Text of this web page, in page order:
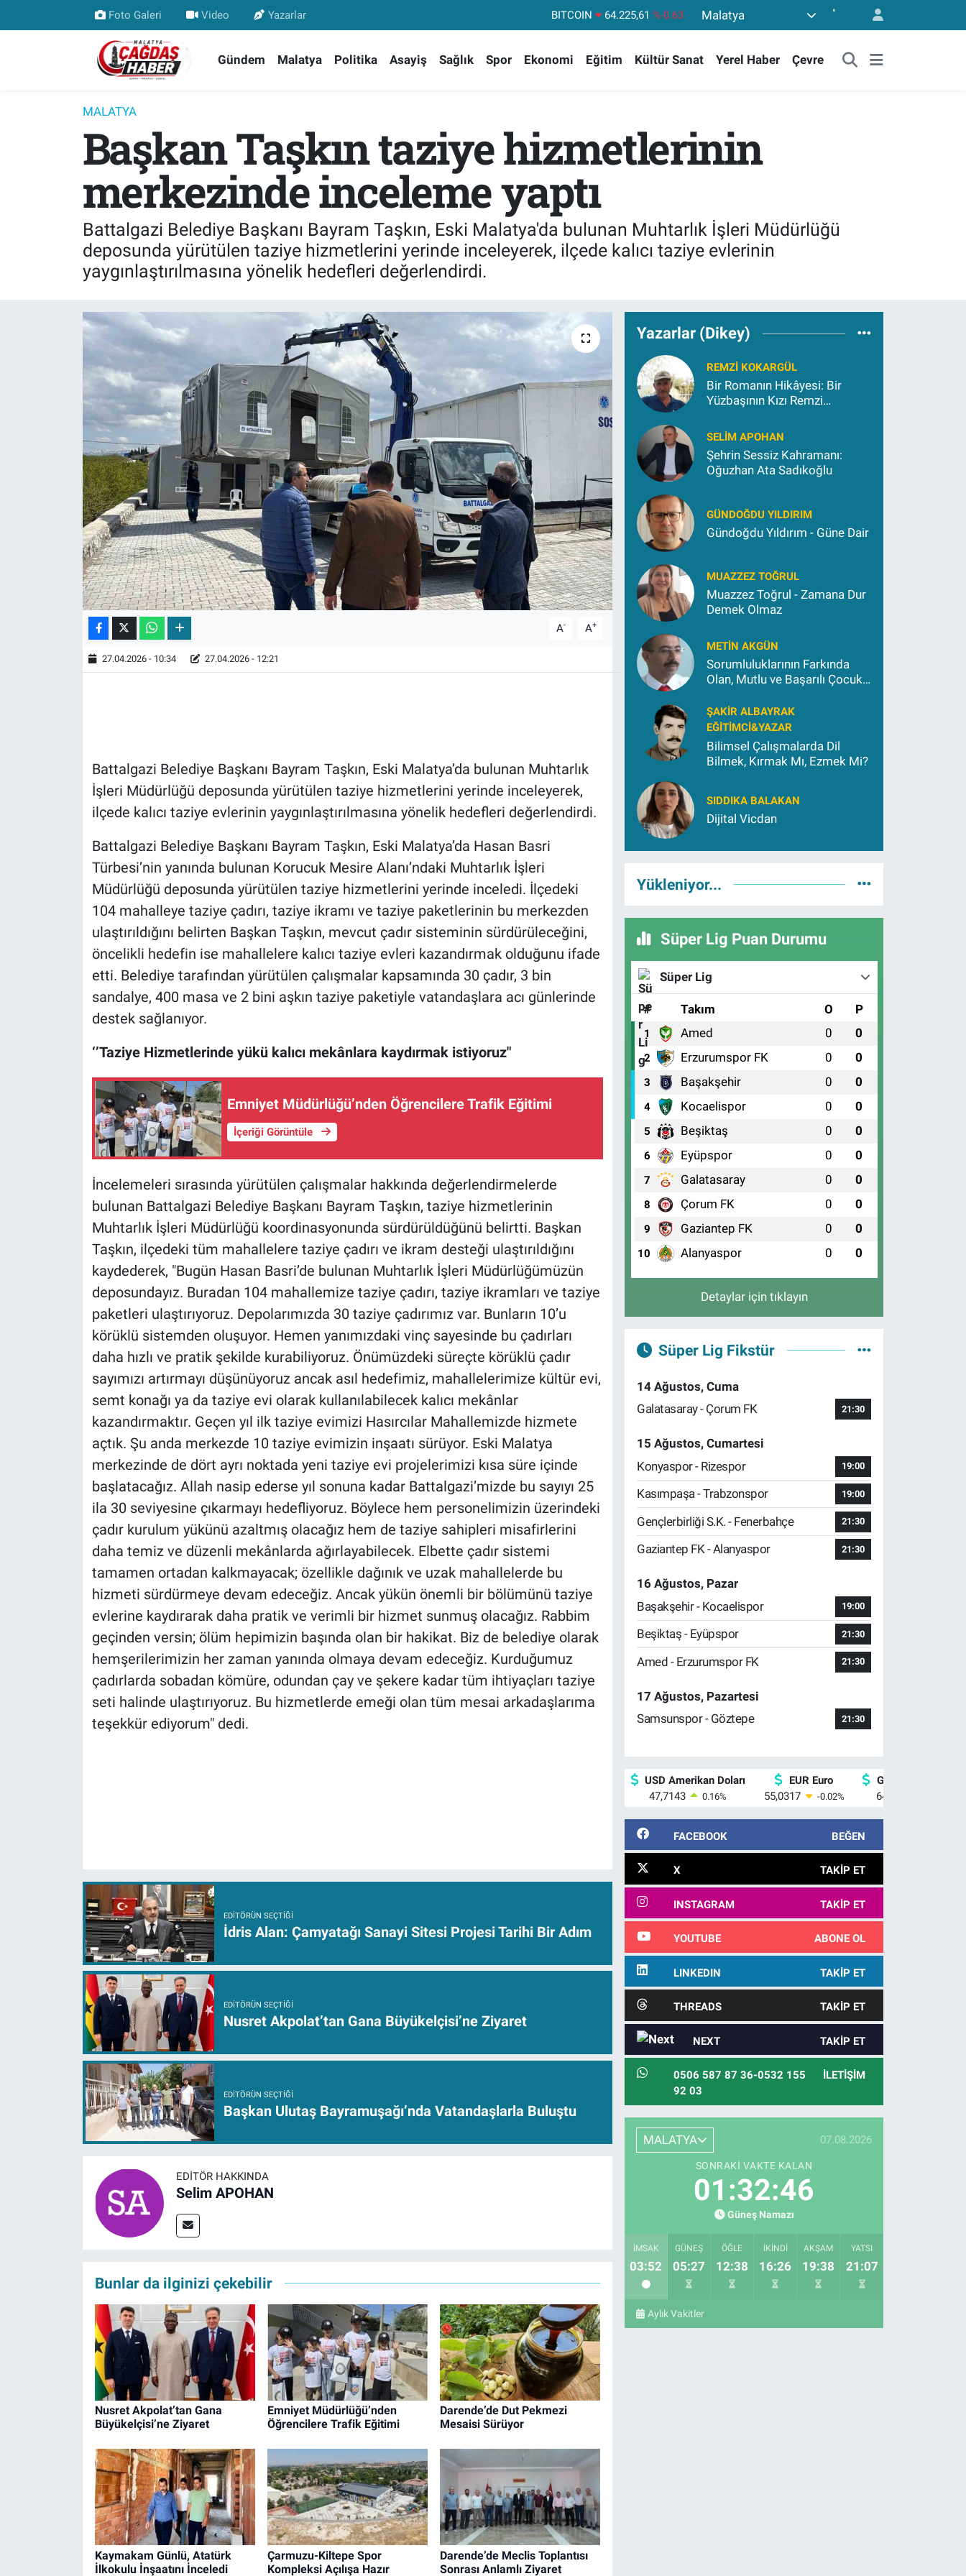
Foto Galeri Video Yazarlar DOLAR 47,7143 %0.16
STERLİN
64,2463
%0.07
Malatya °
Gündem Malatya Politika Asayiş Sağlık Spor Ekonomi Eğitim Kültür Sanat Yerel Haber Çevre
MALATYA
Başkan Taşkın taziye hizmetlerinin
merkezinde inceleme yaptı
Battalgazi Belediye Başkanı Bayram Taşkın, Eski Malatya'da bulunan Muhtarlık İşleri Müdürlüğü
deposunda yürütülen taziye hizmetlerini yerinde inceleyerek, ilçede kalıcı taziye evlerinin
yaygınlaştırılmasına yönelik hedefleri değerlendirdi.
A- A+
27.04.2026 - 10:34 27.04.2026 - 12:21
Battalgazi Belediye Başkanı Bayram Taşkın, Eski Malatya’da bulunan Muhtarlık
İşleri Müdürlüğü deposunda yürütülen taziye hizmetlerini yerinde inceleyerek,
ilçede kalıcı taziye evlerinin yaygınlaştırılmasına yönelik hedefleri değerlendirdi.
Battalgazi Belediye Başkanı Bayram Taşkın, Eski Malatya’da Hasan Basri
Türbesi’nin yanında bulunan Korucuk Mesire Alanı’ndaki Muhtarlık İşleri
Müdürlüğü deposunda yürütülen taziye hizmetlerini yerinde inceledi. İlçedeki
104 mahalleye taziye çadırı, taziye ikramı ve taziye paketlerinin bu merkezden
ulaştırıldığını belirten Başkan Taşkın, mevcut çadır sisteminin sürdürüleceğini,
öncelikli hedefin ise mahallelere kalıcı taziye evleri kazandırmak olduğunu ifade
etti. Belediye tarafından yürütülen çalışmalar kapsamında 30 çadır, 3 bin
sandalye, 400 masa ve 2 bini aşkın taziye paketiyle vatandaşlara acı günlerinde
destek sağlanıyor.
‘’Taziye Hizmetlerinde yükü kalıcı mekânlara kaydırmak istiyoruz"
Emniyet Müdürlüğü’nden Öğrencilere Trafik Eğitimi
İçeriği Görüntüle
İncelemeleri sırasında yürütülen çalışmalar hakkında değerlendirmelerde
bulunan Battalgazi Belediye Başkanı Bayram Taşkın, taziye hizmetlerinin
Muhtarlık İşleri Müdürlüğü koordinasyonunda sürdürüldüğünü belirtti. Başkan
Taşkın, ilçedeki tüm mahallelere taziye çadırı ve ikram desteği ulaştırıldığını
kaydederek, "Bugün Hasan Basri’de bulunan Muhtarlık İşleri Müdürlüğümüzün
deposundayız. Buradan 104 mahallemize taziye çadırı, taziye ikramları ve taziye
paketleri ulaştırıyoruz. Depolarımızda 30 taziye çadırımız var. Bunların 10’u
körüklü sistemden oluşuyor. Hemen yanımızdaki vinç sayesinde bu çadırları
daha hızlı ve pratik şekilde kurabiliyoruz. Önümüzdeki süreçte körüklü çadır
sayımızı artırmayı düşünüyoruz ancak asıl hedefimiz, mahallelerimize kültür evi,
semt konağı ya da taziye evi olarak kullanılabilecek kalıcı mekânlar
kazandırmaktır. Geçen yıl ilk taziye evimizi Hasırcılar Mahallemizde hizmete
açtık. Şu anda merkezde 10 taziye evimizin inşaatı sürüyor. Eski Malatya
merkezinde de dört ayrı noktada yeni taziye evi projelerimizi kısa süre içinde
başlatacağız. Allah nasip ederse yıl sonuna kadar Battalgazi’mizde bu sayıyı 25
ila 30 seviyesine çıkarmayı hedefliyoruz. Böylece hem personelimizin üzerindeki
çadır kurulum yükünü azaltmış olacağız hem de taziye sahipleri misafirlerini
daha temiz ve düzenli mekânlarda ağırlayabilecek. Elbette çadır sistemi
tamamen ortadan kalkmayacak; özellikle dağınık ve uzak mahallelerde bu
hizmeti sürdürmeye devam edeceğiz. Ancak yükün önemli bir bölümünü taziye
evlerine kaydırarak daha pratik ve verimli bir hizmet sunmuş olacağız. Rabbim
geçinden versin; ölüm hepimizin başında olan bir hakikat. Biz de belediye olarak
hemşerilerimizin her zaman yanında olmaya devam edeceğiz. Kurduğumuz
çadırlarda sobadan kömüre, odundan çay ve şekere kadar tüm ihtiyaçları taziye
seti halinde ulaştırıyoruz. Bu hizmetlerde emeği olan tüm mesai arkadaşlarıma
teşekkür ediyorum" dedi.
EDITÖRÜN SEÇTIĞI
İdris Alan: Çamyatağı Sanayi Sitesi Projesi Tarihi Bir Adım
EDITÖRÜN SEÇTIĞI
Nusret Akpolat’tan Gana Büyükelçisi’ne Ziyaret
EDITÖRÜN SEÇTIĞI
Başkan Ulutaş Bayramuşağı’nda Vatandaşlarla Buluştu
EDITÖR HAKKINDA
Selim APOHAN
Bunlar da ilginizi çekebilir
Nusret Akpolat’tan Gana
Büyükelçisi’ne Ziyaret
Emniyet Müdürlüğü’nden
Öğrencilere Trafik Eğitimi
Darende’de Dut Pekmezi
Mesaisi Sürüyor
Kaymakam Günlü, Atatürk
İlkokulu İnşaatını İnceledi
Çarmuzu-Kiltepe Spor
Kompleksi Açılışa Hazır
Darende’de Meclis Toplantısı
Sonrası Anlamlı Ziyaret
Yazarlar (Dikey)
REMZI KOKARGÜL
Bir Romanın Hikâyesi: Bir
Yüzbaşının Kızı Remzi
SELIM APOHAN
Şehrin Sessiz Kahramanı:
Oğuzhan Ata Sadıkoğlu
GÜNDOĞDU YILDIRIM
Gündoğdu Yıldırım - Güne Dair
MUAZZEZ TOĞRUL
Muazzez Toğrul - Zamana Dur
Demek Olmaz
METIN AKGÜN
Sorumluluklarının Farkında
Olan, Mutlu ve Başarılı Çocuk
ŞAKIR ALBAYRAK
EĞITIMCI&YAZAR
Bilimsel Çalışmalarda Dil
Bilmek, Kırmak Mı, Ezmek Mi?
SIDDIKA BALAKAN
Dijital Vicdan
Yükleniyor...
Süper Lig Puan Durumu
Süper Lig
# Takım O P
1 Amed 0 0
2 Erzurumspor FK 0 0
3 Başakşehir 0 0
4 Kocaelispor 0 0
5 Beşiktaş 0 0
6 Eyüpspor 0 0
7 Galatasaray 0 0
8 Çorum FK 0 0
9 Gaziantep FK 0 0
10 Alanyaspor 0 0
Detaylar için tıklayın
Süper Lig Fikstür
14 Ağustos, Cuma
Galatasaray - Çorum FK
21:30
15 Ağustos, Cumartesi
Konyaspor - Rizespor
19:00
Kasımpaşa - Trabzonspor 19:00
Gençlerbirliği S.K. - Fenerbahçe 21:30
Gaziantep FK - Alanyaspor 21:30
16 Ağustos, Pazar
Başakşehir - Kocaelispor
19:00
Beşiktaş - Eyüpspor 21:30
Amed - Erzurumspor FK 21:30
17 Ağustos, Pazartesi
Samsunspor - Göztepe
21:30
USD Amerikan Doları
47,7143
0.16%
EUR Euro
55,0317
-0.02%
GBP İngiliz
64,2463
FACEBOOK BEĞEN
X TAKIP ET
INSTAGRAM TAKIP ET
YOUTUBE ABONE OL
LINKEDIN TAKIP ET
THREADS TAKIP ET
NEXT TAKIP ET
0506 587 87 36-0532 155
92 03
İLETIŞIM
MALATYA 07.08.2026
SONRAKI VAKTE KALAN
01:32:45
Güneş Namazı
İMSAK
03:52
GÜNEŞ
05:27
ÖĞLE
12:38
İKINDI
16:26
AKŞAM
19:38
YATSI
21:07
Aylık Vakitler
Nöbetçi Eczaneler
Malatya Namaz Vakitleri
Trafik Durumu
Süper Lig Puan Durumu ve Fikstür
Tüm Manşetler
Son Dakika Haberleri
Haber Arşivi